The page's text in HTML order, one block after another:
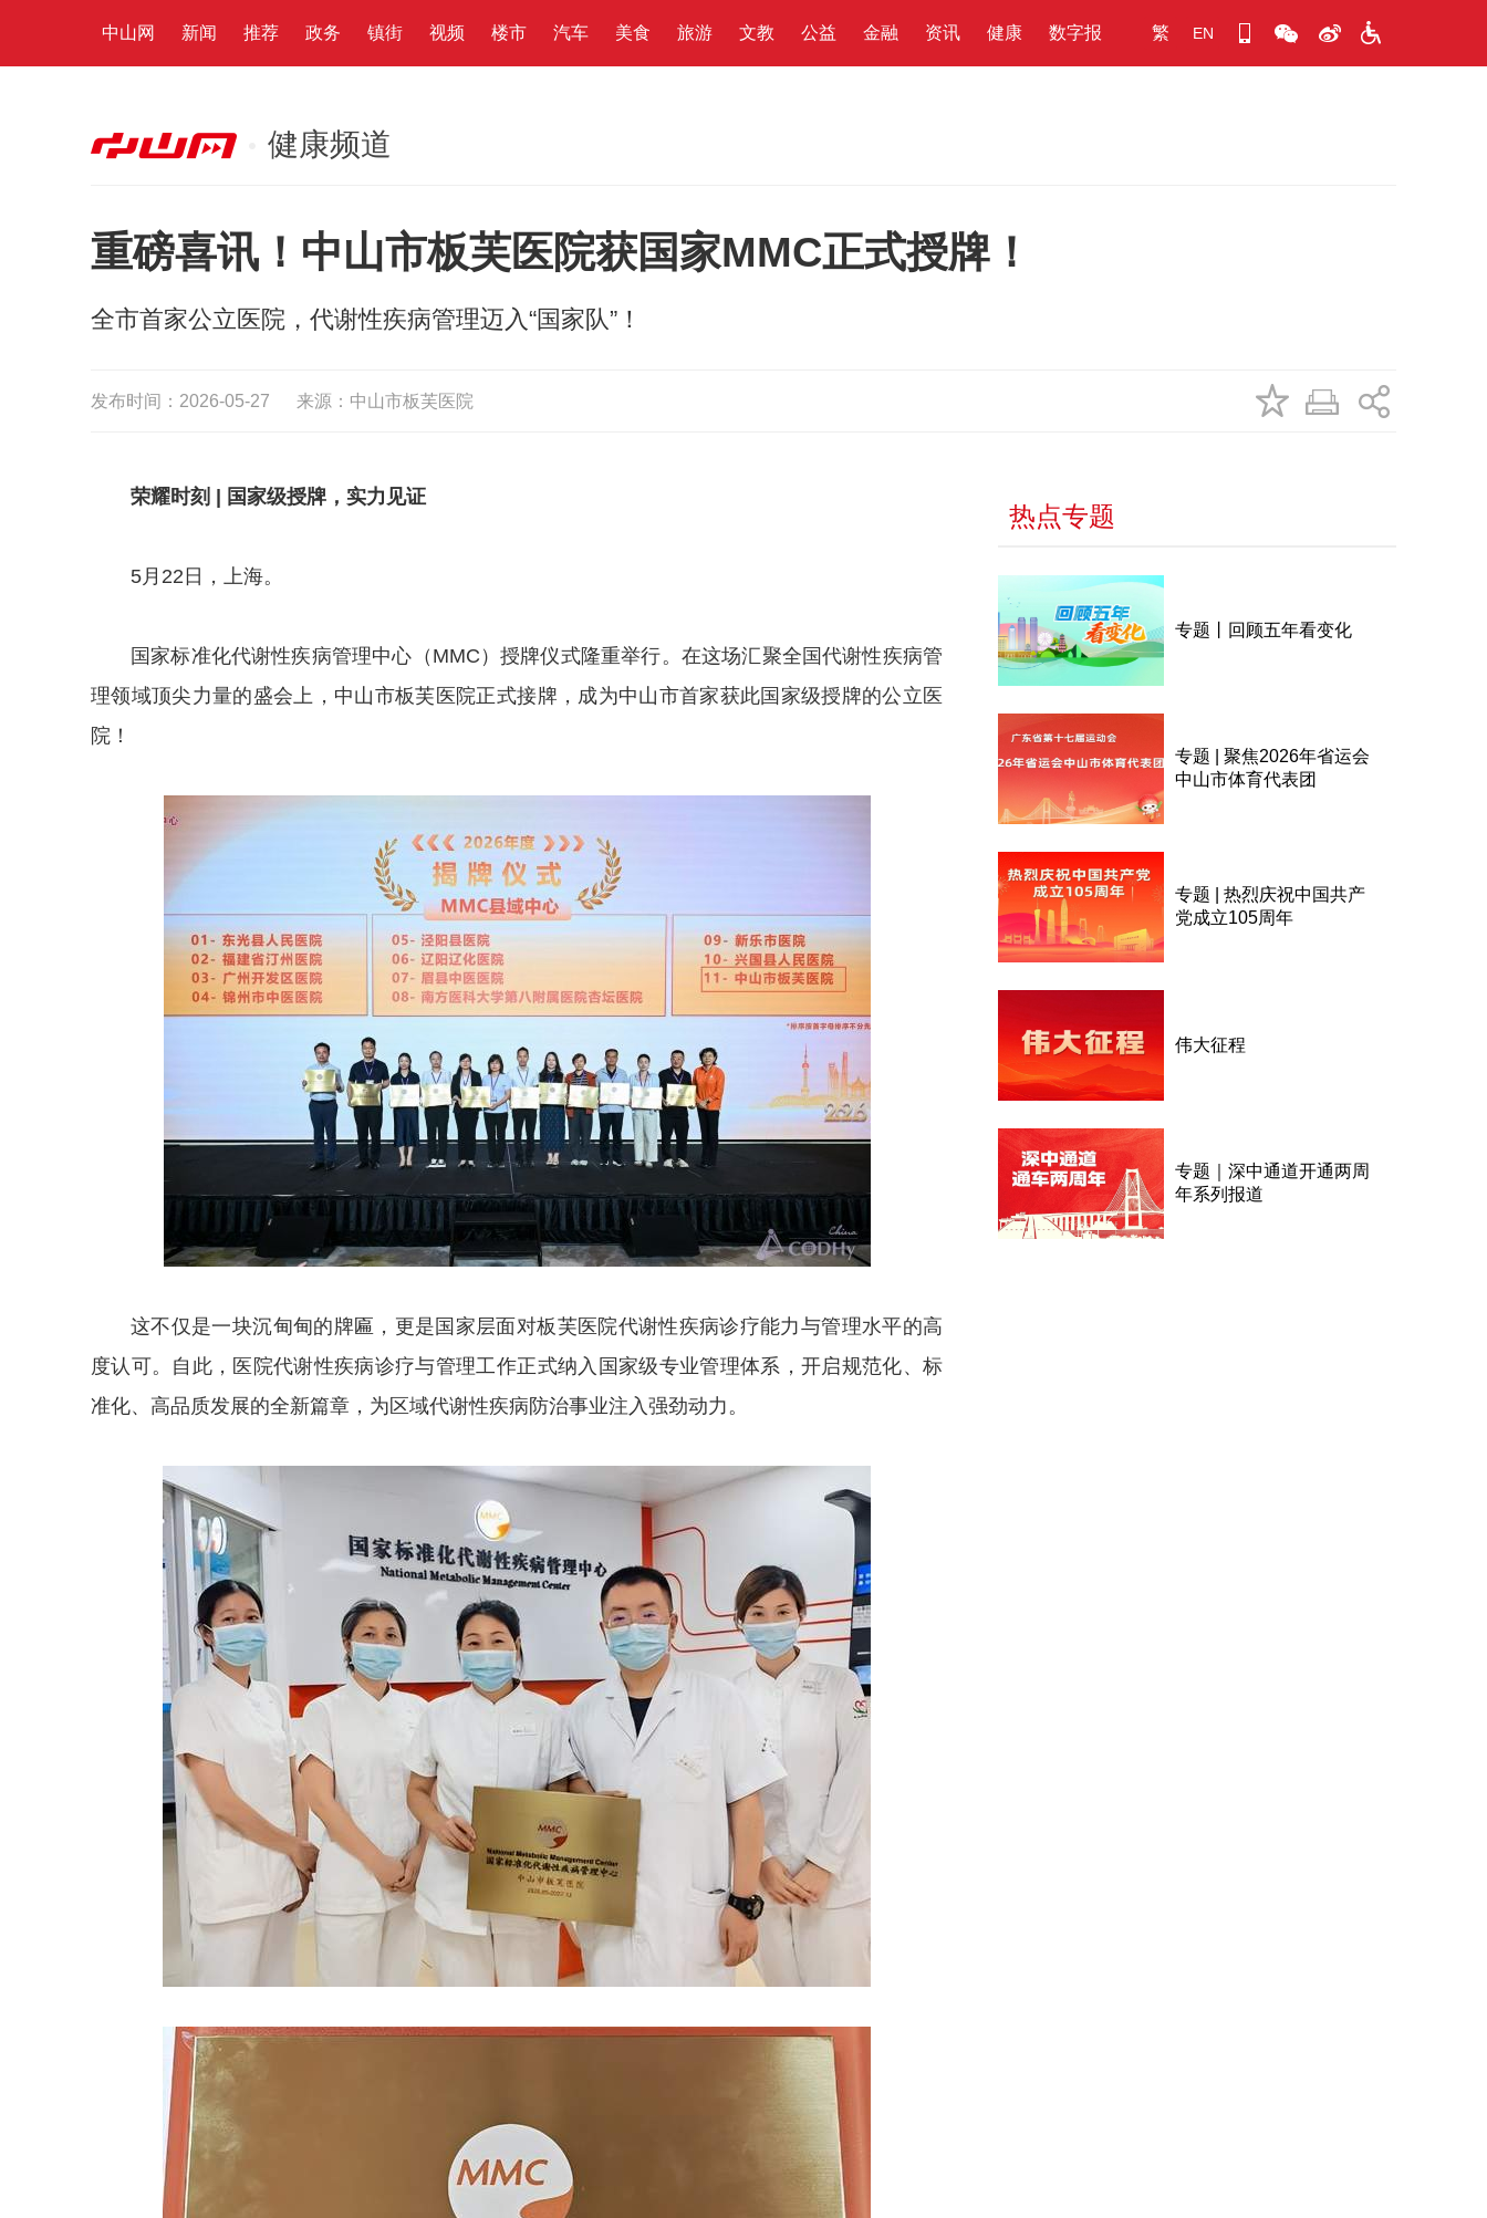
中山网 新闻 推荐 政务 镇街 视频 楼市 汽车 美食 旅游 文教 公益 金融 资讯 健康 数字报 繁 EN
健康频道
重磅喜讯！中山市板芙医院获国家MMC正式授牌！
全市首家公立医院，代谢性疾病管理迈入“国家队”！
发布时间：2026-05-27 来源：中山市板芙医院
荣耀时刻 | 国家级授牌，实力见证
5月22日，上海。
国家标准化代谢性疾病管理中心（MMC）授牌仪式隆重举行。在这场汇聚全国代谢性疾病管
理领域顶尖力量的盛会上，中山市板芙医院正式接牌，成为中山市首家获此国家级授牌的公立医
院！
这不仅是一块沉甸甸的牌匾，更是国家层面对板芙医院代谢性疾病诊疗能力与管理水平的高
度认可。自此，医院代谢性疾病诊疗与管理工作正式纳入国家级专业管理体系，开启规范化、标
准化、高品质发展的全新篇章，为区域代谢性疾病防治事业注入强劲动力。
热点专题
专题丨回顾五年看变化
专题 | 聚焦2026年省运会
中山市体育代表团
专题 | 热烈庆祝中国共产
党成立105周年
伟大征程
专题｜深中通道开通两周
年系列报道